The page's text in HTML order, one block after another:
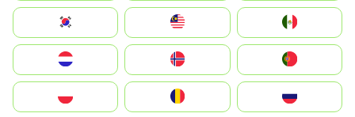
South Korea